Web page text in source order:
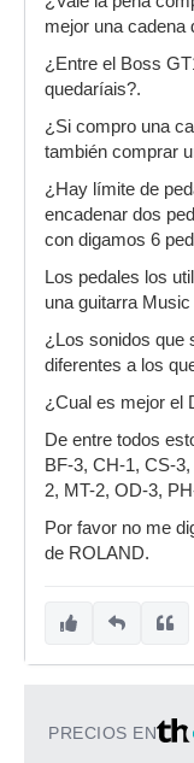
mejor una cadena
¿Entre el Boss
quedaríais?.
¿Si compro una
también comprar
¿Hay límite de
encadenar dos
con digamos 6
Los pedales los
una guitarra
¿Los sonidos que
diferentes a los
¿Cual es mejor el
De entre todos
BF-3, CH-1, CS-
2, MT-2, OD-3,
Por favor no me
de ROLAND.
PRECIOS EN